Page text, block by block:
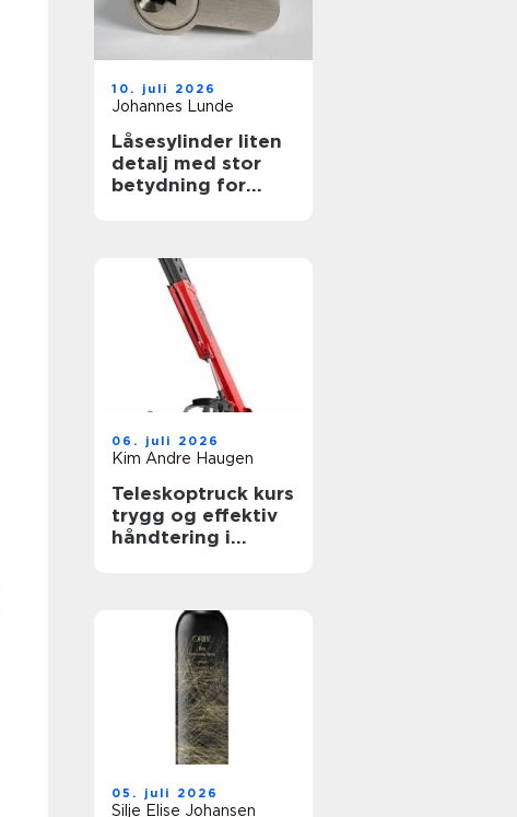
10. juli 2026
Johannes Lunde
Låsesylinder liten
detalj med stor
betydning for
06. juli 2026
Kim Andre Haugen
Teleskoptruck kurs
trygg og effektiv
håndtering i
05. juli 2026
Silje Elise Johansen